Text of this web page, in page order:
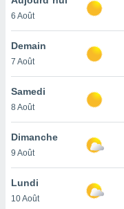
et
»,
au
vous
qu'ils
ou
le
6 Août
Demain
7 Août
Samedi
8 Août
Dimanche
9 Août
Lundi
10 Août